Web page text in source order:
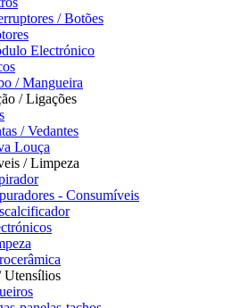
/ Botões
Electrónico
/ Mangueira
/ Ligações
/ Vedantes
Louça
/ Limpeza
- Consumíveis
Utensílios